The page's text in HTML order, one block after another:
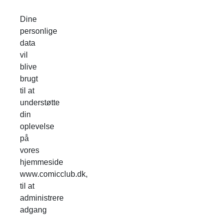
Dine
personlige
data
vil
blive
brugt
til at
understøtte
din
oplevelse
på
vores
hjemmeside
www.comicclub.dk,
til at
administrere
adgang